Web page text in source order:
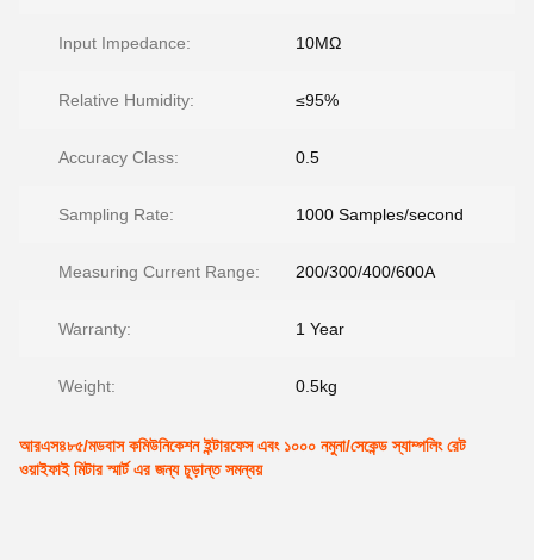
Input Impedance: 10MΩ
Relative Humidity: ≤95%
Accuracy Class: 0.5
Sampling Rate: 1000 Samples/second
Measuring Current Range: 200/300/400/600A
Warranty: 1 Year
Weight: 0.5kg
আরএস৪৮৫/মডবাস কমিউনিকেশন ইন্টারফেস এবং ১০০০ নমুনা/সেকেন্ড স্যাম্পলিং রেট
ওয়াইফাই মিটার স্মার্ট এর জন্য চূড়ান্ত সমন্বয়